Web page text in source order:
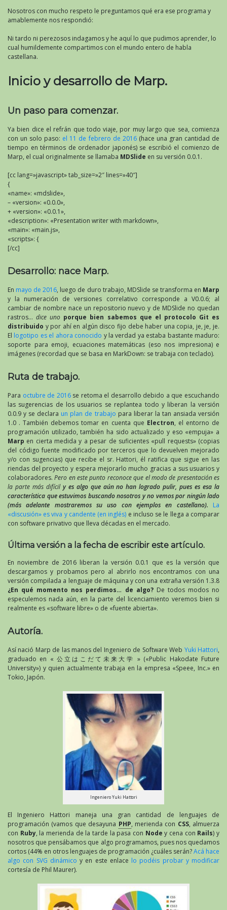
Nosotros con mucho respeto le preguntamos qué era ese programa y
amablemente nos respondió:
Ni tardo ni perezosos indagamos y he aquí lo que pudimos aprender, lo
cual humildemente compartimos con el mundo entero de habla
castellana.
Inicio y desarrollo de Marp.
Un paso para comenzar.
Ya bien dice el refrán que todo viaje, por muy largo que sea, comienza
con un solo paso: el 11 de febrero de 2016(hace una gran cantidad de
tiempo en términos de ordenador japonés) se escribió el comienzo de
Marp, el cual originalmente se llamaba MDSlide en su versión 0.0.1.
[cc lang=»javascript» tab_size=»2″ lines=»40″]
{
«name»: «mdslide»,
– «version»: «0.0.0»,
+ «version»: «0.0.1»,
«description»: «Presentation writer with markdown»,
«main»: «main.js»,
«scripts»: {
[/cc]
Desarrollo: nace Marp.
En mayo de 2016, luego de duro trabajo, MDSlide se transforma en Marp
y la numeración de versiones correlativo corresponde a V0.0.6; al
cambiar de nombre nace un repositorio nuevo y de MDSlide no quedan
rastros…dice uno porque bien sabemos que el protocolo Git es
distribuido y por ahí en algún disco fijo debe haber una copia, je, je, je.
El logotipo es el ahora conocido y la verdad ya estaba bastante maduro:
soporte para emoji, ecuaciones matemáticas (eso nos impresiona) e
imágenes (recordad que se basa en MarkDown: se trabaja con teclado).
Ruta de trabajo.
Para octubre de 2016se retoma el desarrollo debido a que escuchando
las sugerencias de los usuarios se replantea todo y liberan la versión
0.0.9 y se declara un plan de trabajo para liberar la tan ansiada versión
1.0 . También debemos tomar en cuenta que Electron, el entorno de
programación utilizado, también ha sido actualizado y eso «empuja» a
Marp en cierta medida y a pesar de suficientes «pull requests» (copias
del código fuente modificado por terceros que lo devuelven mejorado
y/o con sugencias) que recibe el sr. Hattori, él ratifica que sigue en las
riendas del proyecto y espera mejorarlo mucho gracias a sus usuarios y
colaboradores.Pero en este punto reconoce que el modo de presentación es
la parte más difícil y es algo que aún no han logrado pulir, pues es esa la
característica que estuvimos buscando nosotros y no vemos por ningún lado
(más adelante mostraremos su uso con ejemplos en castellano). La
«discusión» es viva y candente (en inglés) e incluso se le llega a comparar
con software privativo que lleva décadas en el mercado.
Última versión a la fecha de escribir este artículo.
En noviembre de 2016 liberan la versión 0.0.1 que es la versión que
descargamos y probamos pero al abrirlo nos encontramos con una
versión compilada a lenguaje de máquina y con una extraña versión 1.3.8
¿En qué momento nos perdimos… de algo?De todos modos no
especulemos nada aún, en la parte del licenciamiento veremos bien si
realmente es «software libre» o de «fuente abierta».
Autoría.
Así nació Marp de las manos del Ingeniero de Software Web Yuki Hattori,
graduado en « 公立はこだて未来大学 » («Public Hakodate Future
University») y quien actualmente trabaja en la empresa «Speee, Inc.» en
Tokio, Japón.
Ingeniero Yuki Hattori
El Ingeniero Hattori maneja una gran cantidad de lenguajes de
programación (vamos que desayuna PHP, merienda con CSS, almuerza
con Ruby, la merienda de la tarde la pasa con Node y cena con Rails) y
nosotros que pensábamos que algo programamos, pues nos quedamos
cortos (44% en otros lenguajes de programación ¿cuáles serán?Acá hace
algo con SVG dinámico y en este enlace lo podéis probar y modificar
cortesía de Phil Maurer).